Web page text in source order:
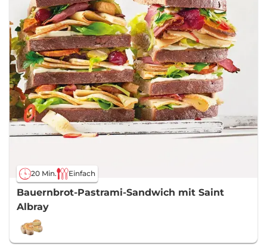
20 Min. Einfach
Bauernbrot-Pastrami-Sandwich mit Saint
Albray